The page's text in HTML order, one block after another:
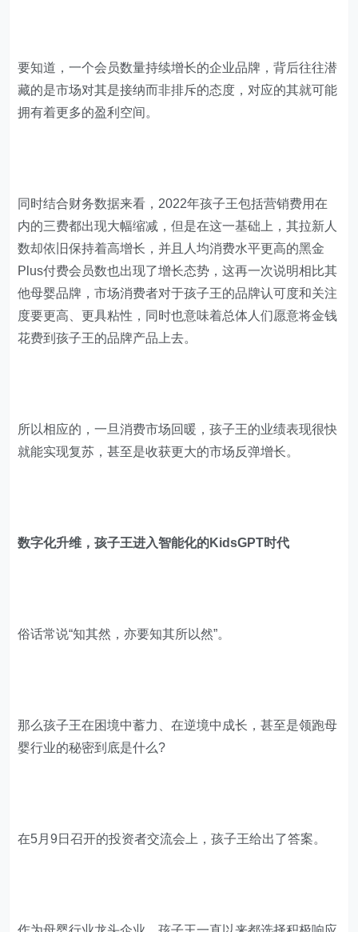
要知道，一个会员数量持续增长的企业品牌，背后往往潜
藏的是市场对其是接纳而非排斥的态度，对应的其就可能
拥有着更多的盈利空间。
同时结合财务数据来看，2022年孩子王包括营销费用在
内的三费都出现大幅缩减，但是在这一基础上，其拉新人
数却依旧保持着高增长，并且人均消费水平更高的黑金
Plus付费会员数也出现了增长态势，这再一次说明相比其
他母婴品牌，市场消费者对于孩子王的品牌认可度和关注
度要更高、更具粘性，同时也意味着总体人们愿意将金钱
花费到孩子王的品牌产品上去。
所以相应的，一旦消费市场回暖，孩子王的业绩表现很快
就能实现复苏，甚至是收获更大的市场反弹增长。
数字化升维，孩子王进入智能化的KidsGPT时代
俗话常说“知其然，亦要知其所以然”。
那么孩子王在困境中蓄力、在逆境中成长，甚至是领跑母
婴行业的秘密到底是什么?
在5月9日召开的投资者交流会上，孩子王给出了答案。